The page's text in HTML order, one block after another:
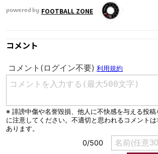
プライバシーポリシー
Share
© AbemaTV. Inc. All Rights Reserved.
powered by FOOTBALL ZONE
コメント